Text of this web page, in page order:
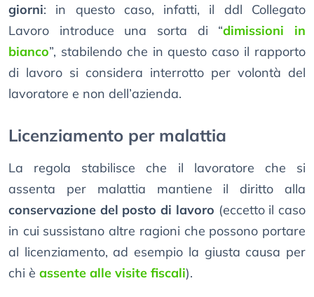
giorni: in questo caso, infatti, il ddl Collegato
Lavoro introduce una sorta di “dimissioni in
bianco”, stabilendo che in questo caso il rapporto
di lavoro si considera interrotto per volontà del
lavoratore e non dell’azienda.
Licenziamento per malattia
La regola stabilisce che il lavoratore che si
assenta per malattia mantiene il diritto alla
conservazione del posto di lavoro (eccetto il caso
in cui sussistano altre ragioni che possono portare
al licenziamento, ad esempio la giusta causa per
chi è assente alle visite fiscali).